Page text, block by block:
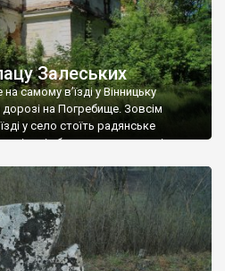
Залеських
самому в’їзді у Вінницьку
на Погребище. Зовсім
у село стоїть радянське
жінку і яблуню, а трохи далі, десь
колії у траві – […]